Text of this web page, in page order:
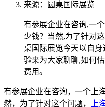
来源：圆桌国际展览
有参展企业在咨询,一
少钱？当然,为了针对
桌国际展览今天以自
验来为大家聊聊,如何
费用。
有参展企业在咨询，一个上
然，为了针对这个问题，
上